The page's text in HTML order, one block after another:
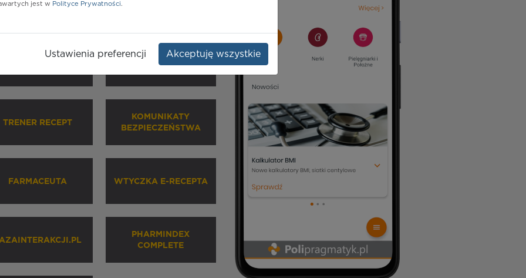
ochrony zdrowia
INHALATORY
TRENER RECEPT
KOMUNIKATY
BEZPIECZEŃSTWA
FARMACEUTA WTYCZKA E-RECEPTA
PHARMINDEX
COMPLETE
jest w Polityce Prywatności.
Ustawienia preferencji Akceptuję wszystkie